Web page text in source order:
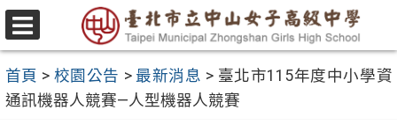
跳
至
要
內
選
單
首頁 > 校園公告 > 最新消息 > 臺北市115年度中小學資
通訊機器人競賽—人型機器人競賽